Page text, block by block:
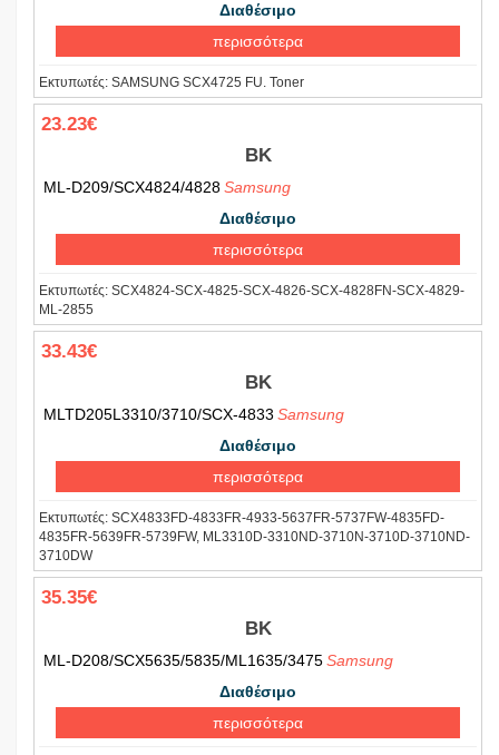
Διαθέσιμο
περισσότερα
Εκτυπωτές: SAMSUNG SCX4725 FU. Toner
23.23€
BK
ML-D209/SCX4824/4828Samsung
Διαθέσιμο
περισσότερα
Εκτυπωτές: SCX4824-SCX-4825-SCX-4826-SCX-4828FN-SCX-4829-
ML-2855
33.43€
BK
MLTD205L3310/3710/SCX-4833 Samsung
Διαθέσιμο
περισσότερα
Εκτυπωτές: SCX4833FD-4833FR-4933-5637FR-5737FW-4835FD-
4835FR-5639FR-5739FW, ML3310D-3310ND-3710N-3710D-3710ND-
3710DW
35.35€
BK
ML-D208/SCX5635/5835/ML1635/3475Samsung
Διαθέσιμο
περισσότερα